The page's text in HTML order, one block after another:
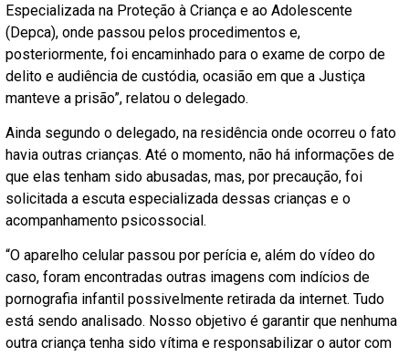
Especializada na Proteção à Criança e ao Adolescente
(Depca), onde passou pelos procedimentos e,
posteriormente, foi encaminhado para o exame de corpo de
delito e audiência de custódia, ocasião em que a Justiça
manteve a prisão”, relatou o delegado.
Ainda segundo o delegado, na residência onde ocorreu o fato
havia outras crianças. Até o momento, não há informações de
que elas tenham sido abusadas, mas, por precaução, foi
solicitada a escuta especializada dessas crianças e o
acompanhamento psicossocial.
“O aparelho celular passou por perícia e, além do vídeo do
caso, foram encontradas outras imagens com indícios de
pornografia infantil possivelmente retirada da internet. Tudo
está sendo analisado. Nosso objetivo é garantir que nenhuma
outra criança tenha sido vítima e responsabilizar o autor com